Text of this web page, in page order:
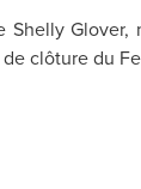
Shelly
clôture du